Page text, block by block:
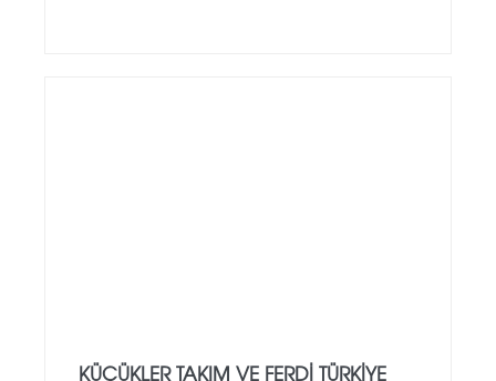
KÜÇÜKLER TAKIM VE FERDİ TÜRKİYE